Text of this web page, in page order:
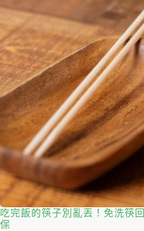
吃完飯的筷子別亂丟！免洗筷
保